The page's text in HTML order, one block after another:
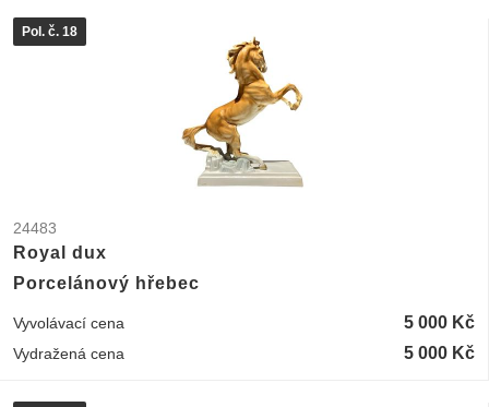
Pol. č. 18
24483
Royal dux
Porcelánový hřebec
Vyvolávací cena 5 000 Kč
Vydražená cena 5 000 Kč